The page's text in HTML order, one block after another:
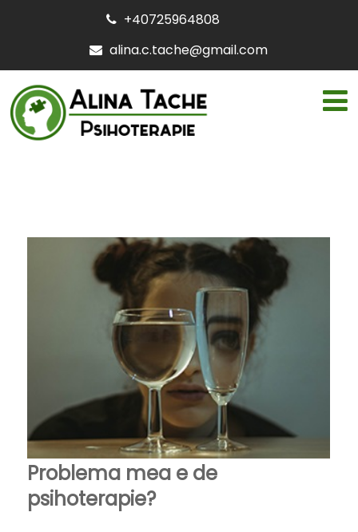
+40725964808
alina.c.tache@gmail.com
Problema mea e de
psihoterapie?